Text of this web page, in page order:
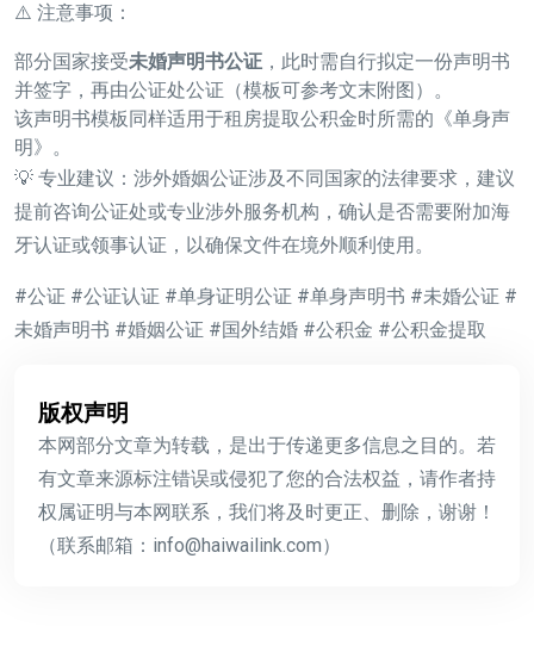
⚠️ 注意事项：
部分国家接受未婚声明书公证 ，此时需自行拟定一份声明书
并签字，再由公证处公证（模板可参考文末附图）。
该声明书模板同样适用于租房提取公积金时所需的《单身声
明》。
💡 专业建议：涉外婚姻公证涉及不同国家的法律要求，建议
提前咨询公证处或专业涉外服务机构，确认是否需要附加海
牙认证或领事认证，以确保文件在境外顺利使用。
#公证 #公证认证 #单身证明公证 #单身声明书 #未婚公证 #
未婚声明书 #婚姻公证 #国外结婚 #公积金 #公积金提取
版权声明
本网部分文章为转载，是出于传递更多信息之目的。若
有文章来源标注错误或侵犯了您的合法权益，请作者持
权属证明与本网联系，我们将及时更正、删除，谢谢！
（联系邮箱：info@haiwailink.com）